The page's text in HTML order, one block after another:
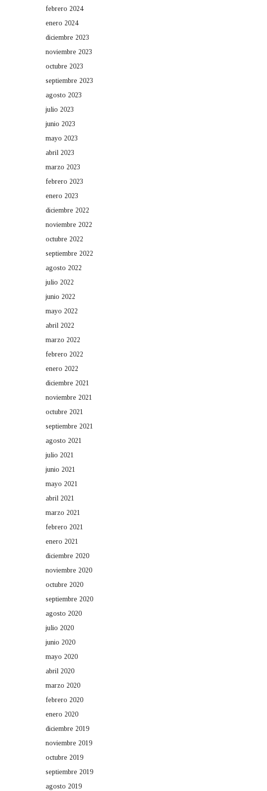
febrero 2024
enero 2024
diciembre 2023
noviembre 2023
octubre 2023
septiembre 2023
agosto 2023
julio 2023
junio 2023
mayo 2023
abril 2023
marzo 2023
febrero 2023
enero 2023
diciembre 2022
noviembre 2022
octubre 2022
septiembre 2022
agosto 2022
julio 2022
junio 2022
mayo 2022
abril 2022
marzo 2022
febrero 2022
enero 2022
diciembre 2021
noviembre 2021
octubre 2021
septiembre 2021
agosto 2021
julio 2021
junio 2021
mayo 2021
abril 2021
marzo 2021
febrero 2021
enero 2021
diciembre 2020
noviembre 2020
octubre 2020
septiembre 2020
agosto 2020
julio 2020
junio 2020
mayo 2020
abril 2020
marzo 2020
febrero 2020
enero 2020
diciembre 2019
noviembre 2019
octubre 2019
septiembre 2019
agosto 2019